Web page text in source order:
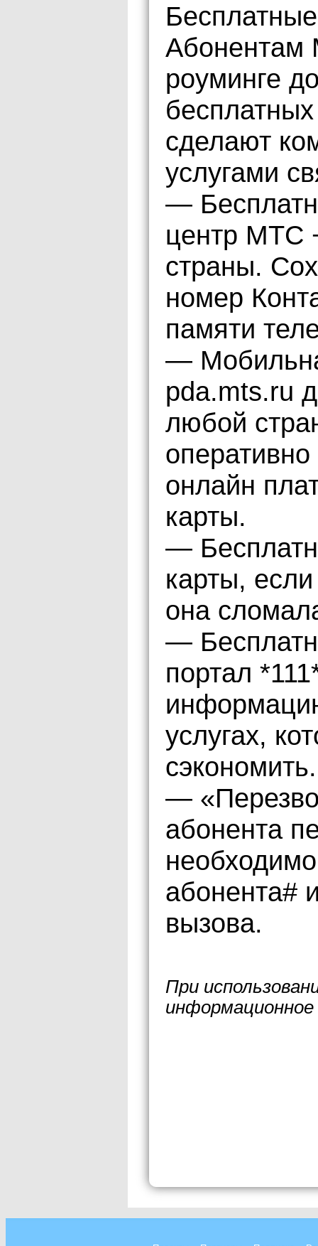
Абонентам
роуминге
сделают
услугами
—
центр МТС
страны.
номер
памяти
—
pda.mts.ru
любой
онлайн
карты.
—
карты,
она
—
портал
услугах,
сэкономить.
—
абонента
абонента#
вызова.
При